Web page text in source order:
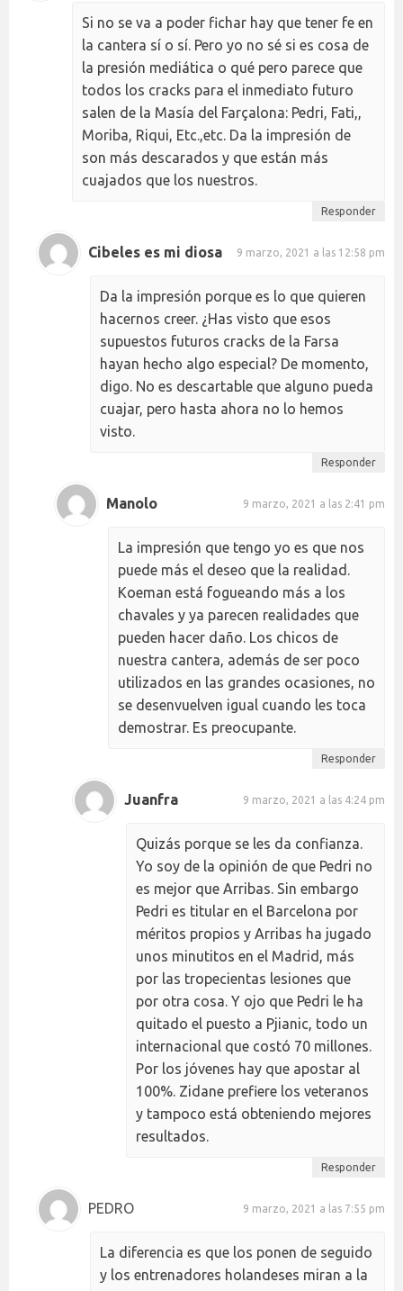
Si no se va a poder fichar hay que tener fe en
la cantera sí o sí. Pero yo no sé si es cosa de
la presión mediática o qué pero parece que
todos los cracks para el inmediato futuro
salen de la Masía del Farçalona: Pedri, Fati,,
Moriba, Riqui, Etc.,etc. Da la impresión de
son más descarados y que están más
cuajados que los nuestros.
Responder
Cibeles es mi diosa 9 marzo, 2021 a las 12:58 pm
Da la impresión porque es lo que quieren
hacernos creer. ¿Has visto que esos
supuestos futuros cracks de la Farsa
hayan hecho algo especial? De momento,
digo. No es descartable que alguno pueda
cuajar, pero hasta ahora no lo hemos
visto.
Responder
Manolo 9 marzo, 2021 a las 2:41 pm
La impresión que tengo yo es que nos
puede más el deseo que la realidad.
Koeman está fogueando más a los
chavales y ya parecen realidades que
pueden hacer daño. Los chicos de
nuestra cantera, además de ser poco
utilizados en las grandes ocasiones, no
se desenvuelven igual cuando les toca
demostrar. Es preocupante.
Responder
Juanfra 9 marzo, 2021 a las 4:24 pm
Quizás porque se les da confianza.
Yo soy de la opinión de que Pedri no
es mejor que Arribas. Sin embargo
Pedri es titular en el Barcelona por
méritos propios y Arribas ha jugado
unos minutitos en el Madrid, más
por las tropecientas lesiones que
por otra cosa. Y ojo que Pedri le ha
quitado el puesto a Pjianic, todo un
internacional que costó 70 millones.
Por los jóvenes hay que apostar al
100%. Zidane prefiere los veteranos
y tampoco está obteniendo mejores
resultados.
Responder
PEDRO 9 marzo, 2021 a las 7:55 pm
La diferencia es que los ponen de seguido
y los entrenadores holandeses miran a la